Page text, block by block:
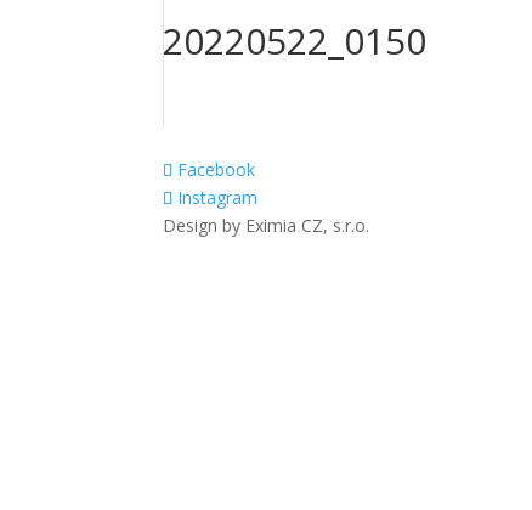
20220522_0150
Facebook
Instagram
Design by Eximia CZ, s.r.o.